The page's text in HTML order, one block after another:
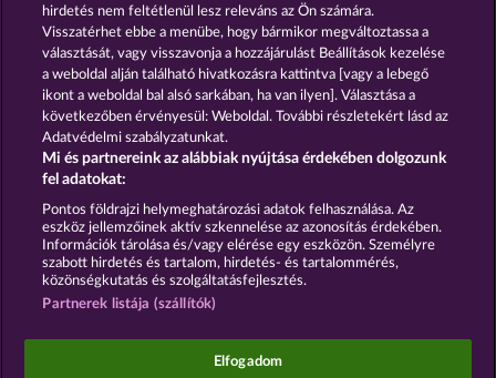
Részvételi feltételek
Adatkezelési tájékoztató Impresszum
A cég
célt szolgálnak, és azok egyáltalán nem
befolyásolják, hogy a játékos a jövőben valódi
hirdetés nem feltétlenül lesz releváns az Ön számára.
Visszatérhet ebbe a menübe, hogy bármikor megváltoztassa a
választását, vagy visszavonja a hozzájárulást Beállítások kezelése
a weboldal alján található hivatkozásra kattintva [vagy a lebegő
ikont a weboldal bal alsó sarkában, ha van ilyen]. Választása a
következőben érvényesül: Weboldal. További részletekért lásd az
Adatvédelmi szabályzatunkat.
Mi és partnereink az alábbiak nyújtása érdekében dolgozunk
fel adatokat:
Pontos földrajzi helymeghatározási adatok felhasználása. Az
eszköz jellemzőinek aktív szkennelése az azonosítás érdekében.
Információk tárolása és/vagy elérése egy eszközön. Személyre
szabott hirdetés és tartalom, hirdetés- és tartalommérés,
közönségkutatás és szolgáltatásfejlesztés.
Partnerek listája (szállítók)
Elfogadom